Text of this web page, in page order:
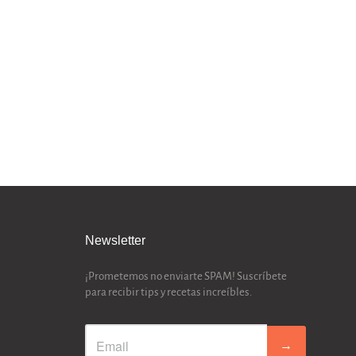
Newsletter
¡Prometemos no enviarte SPAM! Suscríbete
para recibir tips y recetas increíbles.
→